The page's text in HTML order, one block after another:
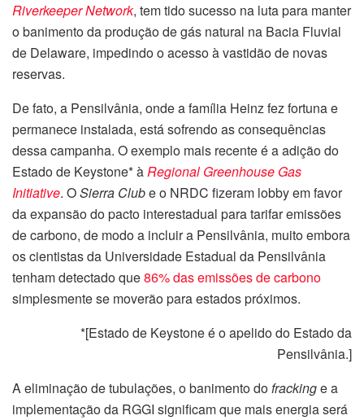
Riverkeeper Network, tem tido sucesso na luta para manter
o banimento da produção de gás natural na Bacia Fluvial
de Delaware, impedindo o acesso à vastidão de novas
reservas.
De fato, a Pensilvânia, onde a família Heinz fez fortuna e
permanece instalada, está sofrendo as consequências
dessa campanha. O exemplo mais recente é a adição do
Estado de Keystone* àRegional Greenhouse Gas
Initiative. OSierra Clube o NRDC fizeram lobby em favor
da expansão do pacto interestadual para tarifar emissões
de carbono, de modo a incluir a Pensilvânia, muito embora
os cientistas da Universidade Estadual da Pensilvânia
tenham detectado que86% das emissões de carbono
simplesmente se moverão para estados próximos.
*[Estado de Keystone é o apelido do Estado da
Pensilvânia.]
A eliminação de tubulações, o banimento dofrackinge a
implementação da RGGI significam que mais energia será